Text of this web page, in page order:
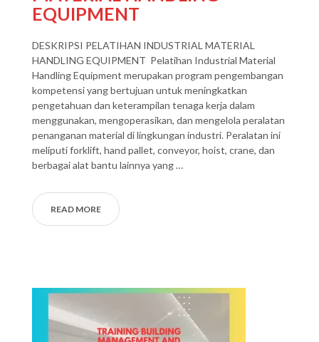
EQUIPMENT
DESKRIPSI PELATIHAN INDUSTRIAL MATERIAL
HANDLING EQUIPMENT Pelatihan Industrial Material
Handling Equipment merupakan program pengembangan
kompetensi yang bertujuan untuk meningkatkan
pengetahuan dan keterampilan tenaga kerja dalam
menggunakan, mengoperasikan, dan mengelola peralatan
penanganan material di lingkungan industri. Peralatan ini
meliputi forklift, hand pallet, conveyor, hoist, crane, dan
berbagai alat bantu lainnya yang …
READ MORE